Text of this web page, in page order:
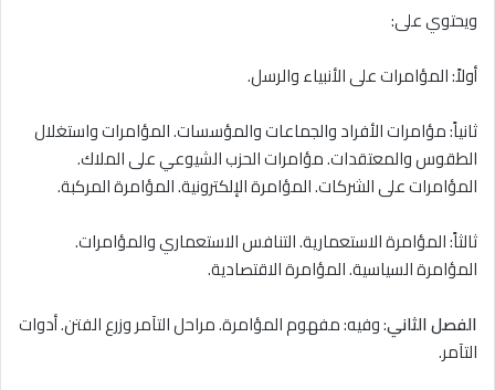
ويحتوي على:
أولاً: المؤامرات على الأنبياء والرسل.
ثانياً: مؤامرات الأفراد والجماعات والمؤسسات. المؤامرات واستغلال
الطقوس والمعتقدات. مؤامرات الحزب الشيوعي على الملاك.
المؤامرات على الشركات. المؤامرة الإلكترونية. المؤامرة المركبة.
ثالثاً: المؤامرة الاستعمارية. التنافس الاستعماري والمؤامرات.
المؤامرة السياسية. المؤامرة الاقتصادية.
الفصل الثاني: وفيه: مفهوم المؤامرة. مراحل التآمر وزرع الفتن. أدوات
التآمر.